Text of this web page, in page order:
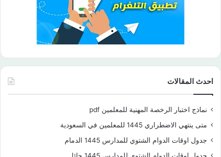
احدث المقالات
نماذج اختبار الرخصة المهنية للمعلمين pdf
متى ينتهي الاضطراري 1445 للمعلمين في السعودية
جدول اوقات الدوام الشتوي للمدارس 1445 الدمام